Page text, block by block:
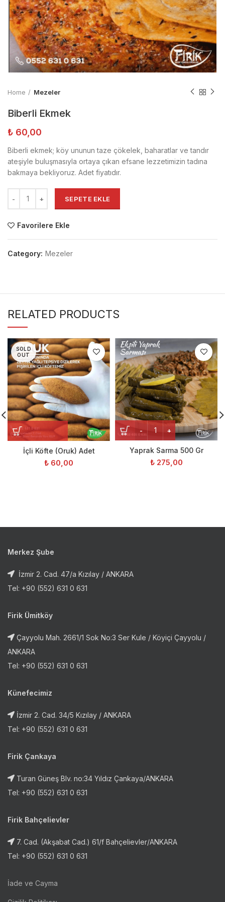
Home Mezeler
Biberli Ekmek
₺ 60,00
Biberli ekmek; köy ununun taze çökelek, baharatlar ve tandır
ateşiyle buluşmasıyla ortaya çıkan efsane lezzetimizin tadına
bakmaya bekliyoruz. Adet fiyatıdır.
SEPETE EKLE
Favorilere Ekle
Category: Mezeler
RELATED PRODUCTS
SOLD
OUT
İçli Köfte (Oruk) Adet
₺ 60,00
Yaprak Sarma 500 Gr
₺275,00
Merkez Şube
İzmir 2. Cad. 47/a Kızılay / ANKARA
Tel: +90 (552) 631 0 631
Firik Ümitköy
Çayyolu Mah. 2661/1 Sok No:3 Ser Kule / Köyiçi Çayyolu /
ANKARA
Tel: +90 (552) 631 0 631
Künefecimiz
İzmir 2. Cad. 34/5 Kızılay / ANKARA
Tel: +90 (552) 631 0 631
Firik Çankaya
Turan Güneş Blv. no:34 Yıldız Çankaya/ANKARA
Tel: +90 (552) 631 0 631
Firik Bahçelievler
7. Cad. (Akşabat Cad.) 61/f Bahçelievler/ANKARA
Tel: +90 (552) 631 0 631
İade ve Cayma